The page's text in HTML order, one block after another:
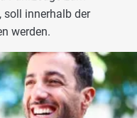
soll innerhalb der
werden.